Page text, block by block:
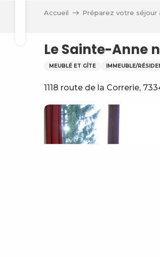
Accueil Préparez votre séjour
Le Sainte-Anne
MEUBLÉ ET GÎTE IMMEUBLE/
1118 route de la Correrie,